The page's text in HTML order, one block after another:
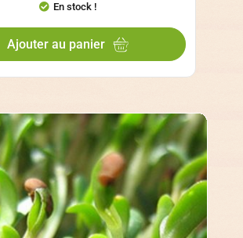
En stock !
Ajouter au panier